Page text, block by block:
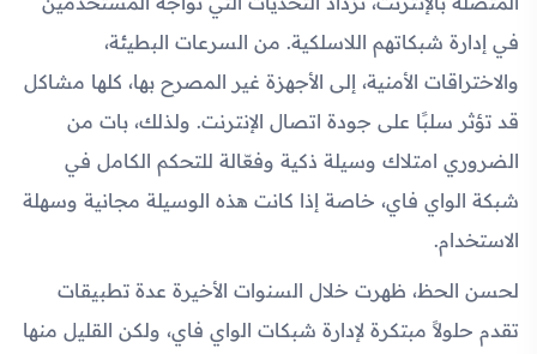
في إدارة شبكاتهم اللاسلكية. من السرعات البطيئة،
والاختراقات الأمنية، إلى الأجهزة غير المصرح بها، كلها مشاكل
قد تؤثر سلبًا على جودة اتصال الإنترنت. ولذلك، بات من
الضروري امتلاك وسيلة ذكية وفعّالة للتحكم الكامل في
شبكة الواي فاي، خاصة إذا كانت هذه الوسيلة مجانية وسهلة
الاستخدام.
لحسن الحظ، ظهرت خلال السنوات الأخيرة عدة تطبيقات
تقدم حلولاً مبتكرة لإدارة شبكات الواي فاي، ولكن القليل منها